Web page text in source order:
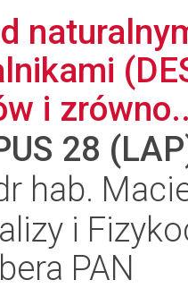
i
28
hab.
i
PAN